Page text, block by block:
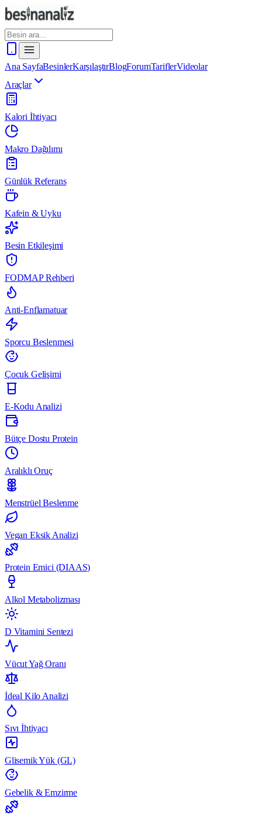
Ana SayfaBesinlerKarşılaştırBlogForumTariflerVideolar
Araçlar
Kalori İhtiyacı
Makro Dağılımı
Günlük Referans
Kafein & Uyku
Besin Etkileşimi
FODMAP Rehberi
Anti-Enflamatuar
Sporcu Beslenmesi
Çocuk Gelişimi
E-Kodu Analizi
Bütçe Dostu Protein
Aralıklı Oruç
Menstrüel Beslenme
Vegan Eksik Analizi
Protein Emici (DIAAS)
Alkol Metabolizması
D Vitamini Sentezi
Vücut Yağ Oranı
İdeal Kilo Analizi
Sıvı İhtiyacı
Glisemik Yük (GL)
Gebelik & Emzirme